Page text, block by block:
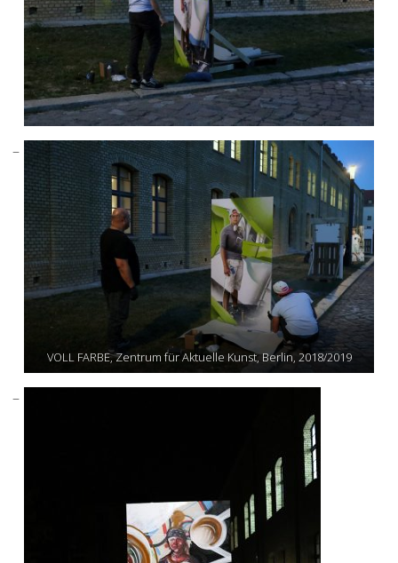
VOLL FARBE, Zentrum für Aktuelle Kunst, Berlin, 2018/2019